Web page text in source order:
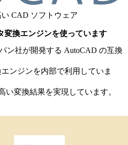
CAD ソフトウェア
換エンジンを使っています
ン社が開発する AutoCAD の互換
ンジンを内部で利用していま
い変換結果を実現しています。